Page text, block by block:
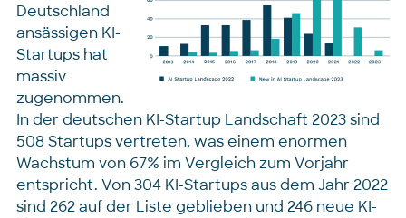
Deutschland
ansässigen KI-
Startups hat
massiv
zugenommen.
In der deutschen KI-Startup Landschaft 2023 sind
508 Startups vertreten, was einem enormen
Wachstum von 67% im Vergleich zum Vorjahr
entspricht. Von 304 KI-Startups aus dem Jahr 2022
sind 262 auf der Liste geblieben und 246 neue KI-